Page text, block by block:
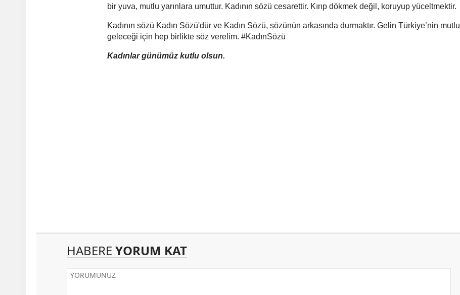
bir yuva, mutlu yarınlara umuttur. Kadının sözü cesarettir. Kırıp dökmek değil, koruyup yüceltmektir.
Kadının sözü Kadın Sözü'dür ve Kadın Sözü, sözünün arkasında durmaktır. Gelin Türkiye’nin mutlu
geleceği için hep birlikte söz verelim. #KadınSözü
Kadınlar günümüz kutlu olsun.
HABERE YORUM KAT